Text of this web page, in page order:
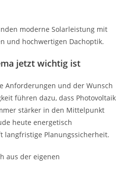
moderne Solarleistung mit
und hochwertigen Dachoptik.
jetzt wichtig ist
Anforderungen und der Wunsch
führen dazu, dass Photovoltaik
stärker in den Mittelpunkt
heute energetisch
langfristige Planungssicherheit.
aus der eigenen